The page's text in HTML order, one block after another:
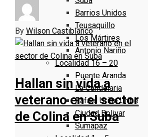
Barrios Unidos
Teusaquillo
Los Mártires
Antonio Nariño
Localidad 16 – 20
Puente Aranda
La Candelaria
Rafael Uribe Uribe
Ciudad Bolivar
Sumapaz
By Wilson Castiblanco
Hallan sin vida a
veterano en el sector
de Colina en Suba